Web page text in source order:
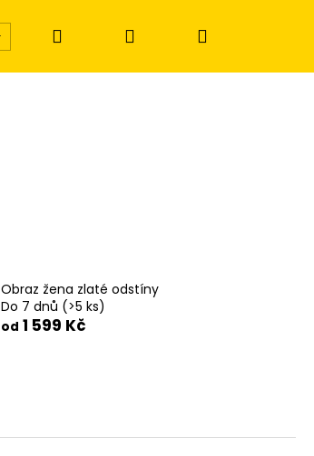
Hledat PřihlášeníNákupní
Obraz žena zlaté odstíny
Do 7 dnů (>5 ks)
od 1 599 Kč